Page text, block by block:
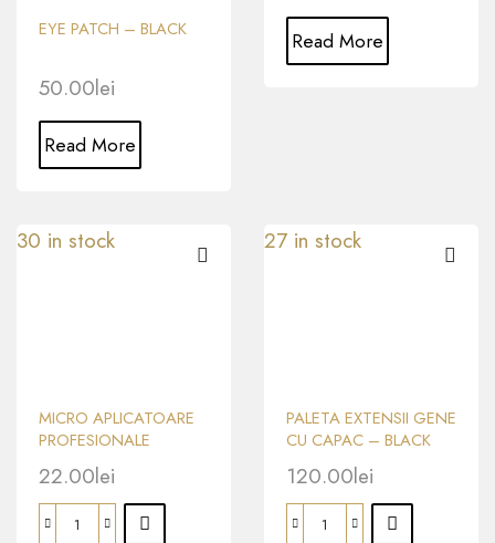
EYE PATCH – BLACK
50.00lei
Read More
Read More
30 in stock
MICRO APLICATOARE
PROFESIONALE
22.00lei
27 in stock
PALETA EXTENSII GENE
CU CAPAC – BLACK
Dee Luxury Lashes
120.00lei